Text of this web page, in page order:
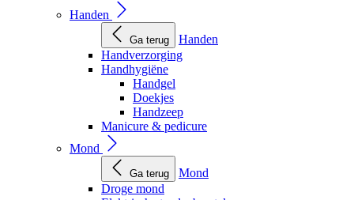
Handen
Ga terug
Handen
Handverzorging
Handhygiëne
Handgel
Doekjes
Handzeep
Manicure & pedicure
Mond
Ga terug
Mond
Droge mond